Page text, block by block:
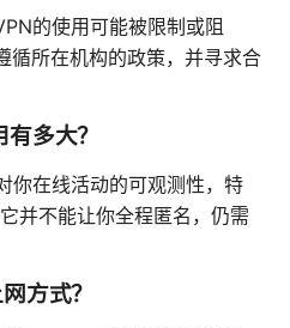
的使用可能被限制或阻
循所在机构的政策，并寻求合
多大？
你在线活动的可观测性，特
并不能让你全程匿名，仍需
方式？